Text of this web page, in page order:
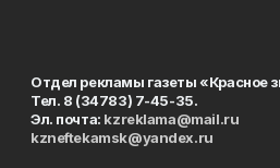
Отдел рекламы газеты «Красное
Тел. 8 (34783) 7-45-35.
Эл. почта: kzreklama@mail.ru
kzneftekamsk@yandex.ru